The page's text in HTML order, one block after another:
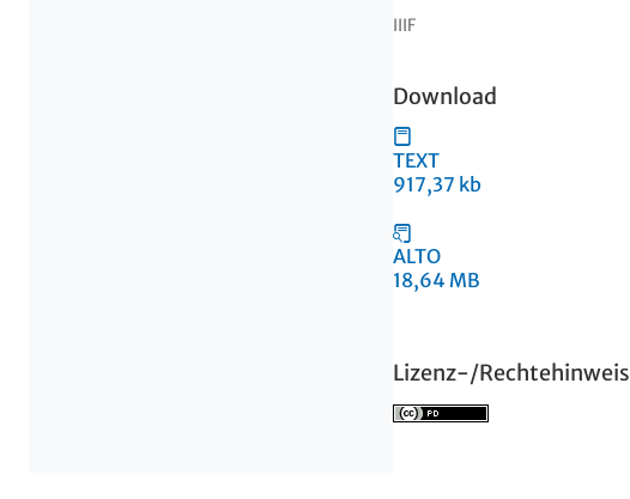
IIIF
Download
TEXT
917,37 kb
ALTO
18,64 MB
Lizenz-/Rechtehinweis